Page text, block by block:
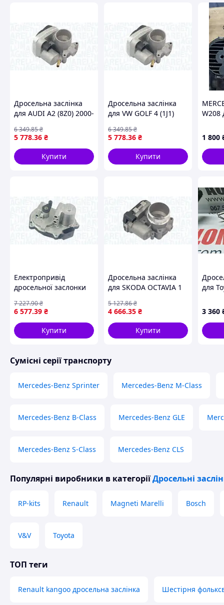
Дросельні заслінки ви завжди зможете придбати в
Схожі товари за характеристиками
Дросельна заслінка
для AUDI A2 (8Z0) 2000-
MARELLI #TB0027
5 778.36 ₴
6 349.85₴
Купити
Дросельна заслінка
для VW GOLF 4 (1J1)
MARELLI #TB0027
5 778.36 ₴
6 349.85₴
Купити
W208
1 800
Електропривід
дросельної заслонки
універсал (8K5) 2008-
2012 MAGNETI
MARELLI #TB0050
6 577.39 ₴
7 227.90₴
Купити
Дросельна заслінка
для SKODA OCTAVIA 1
2010 MAGNETI
MARELLI #TB0042
4 666.35 ₴
5 127.86₴
Купити
для
3 360
Сумісні серії транспорту
Mercedes-Benz Sprinter Mercedes-Benz M-Class
Mercedes-Benz B-Class Mercedes-Benz GLE
Mercedes-Benz S-Class Mercedes-Benz CLS
Популярні виробники в категоріїДросельні
RP-kits Renault Magneti Marelli Bosch
V&V Toyota
ТОП теги
Renault kangoo дросельна заслінка Шестірня